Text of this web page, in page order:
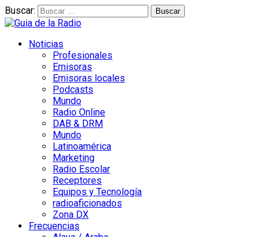
Buscar:
Noticias
Profesionales
Emisoras
Emisoras locales
Podcasts
Mundo
Radio Online
DAB & DRM
Mundo
Latinoamérica
Marketing
Radio Escolar
Receptores
Equipos y Tecnología
radioaficionados
Zona DX
Frecuencias